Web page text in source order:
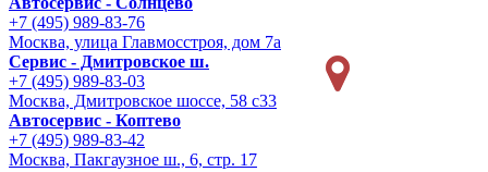
+7 (495) 989-83-76
Москва, улица Главмосстроя, дом 7а
Сервис - Дмитровское ш.
+7 (495) 989-83-03
Москва, Дмитровское шоссе, 58 с33
Автосервис - Коптево
+7 (495) 989-83-42
Москва, Пакгаузное ш., 6, стр. 17